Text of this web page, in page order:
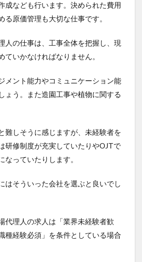
成なども行います。決められた費用
る原価管理も大切な仕事です。
人の仕事は、工事全体を把握し、現
ていかなければなりません。
メント能力やコミュニケーション能
ょう。また造園工事や植物に関する
難しそうに感じますが、未経験者を
研修制度が充実していたりやOJTで
なっていたりします。
はそういった会社を選ぶと良いでし
代理人の求人は「業界未経験者歓
種経験必須」を条件としている場合